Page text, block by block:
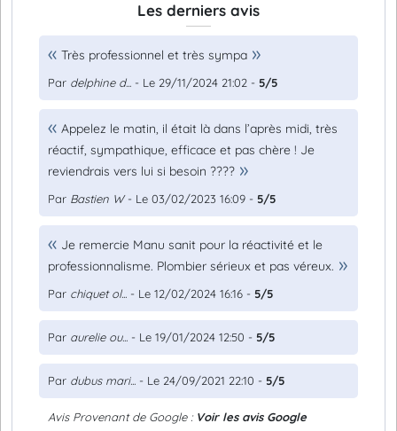
Les derniers avis
Très professionnel et très sympa
Par delphine d... - Le 29/11/2024 21:02 - 5/5
Appelez le matin, il était là dans l’après midi, très
réactif, sympathique, efficace et pas chère ! Je
reviendrais vers lui si besoin ????
Par Bastien W- Le 03/02/2023 16:09 - 5/5
Je remercie Manu sanit pour la réactivité et le
professionnalisme. Plombier sérieux et pas véreux.
Par chiquet ol... - Le 12/02/2024 16:16 - 5/5
Par aurelie ou... - Le 19/01/2024 12:50 - 5/5
Par dubus mari... - Le 24/09/2021 22:10 - 5/5
Avis Provenant de Google : Voir les avis Google